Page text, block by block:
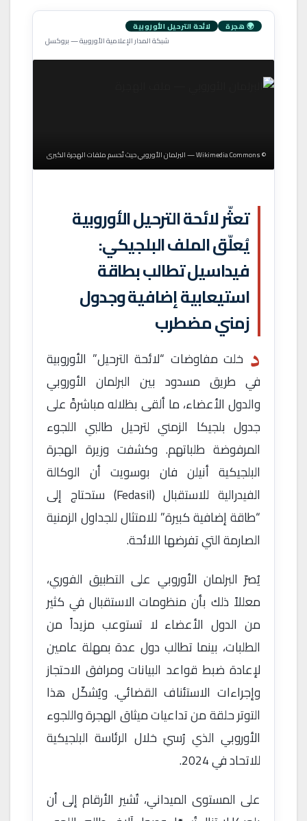
🌍 هجرة لائحة الترحيل الأوروبية
شبكة المدار الإعلامية الأوروبية — بروكسل
© Wikimedia Commons — البرلمان الأوروبي حيث تُحسم ملفات الهجرة الكبرى
تعثّر لائحة الترحيل الأوروبية
يُعلّق الملف البلجيكي:
فيداسيل تطالب بطاقة
استيعابية إضافية وجدول
زمني مضطرب
د خلت مفاوضات “لائحة الترحيل” الأوروبية
في طريق مسدود بين البرلمان الأوروبي
والدول الأعضاء، ما ألقى بظلاله مباشرةً على
جدول بلجيكا الزمني لترحيل طالبي اللجوء
المرفوضة طلباتهم. وكشفت وزيرة الهجرة
البلجيكية أنيلن فان بوسويت أن الوكالة
الفيدرالية للاستقبال (Fedasil) ستحتاج إلى
“طاقة إضافية كبيرة” للامتثال للجداول الزمنية
الصارمة التي تفرضها اللائحة.
يُصرّ البرلمان الأوروبي على التطبيق الفوري،
معللاً ذلك بأن منظومات الاستقبال في كثير
من الدول الأعضاء لا تستوعب مزيداً من
الطلبات، بينما تطالب دول عدة بمهلة عامين
لإعادة ضبط قواعد البيانات ومرافق الاحتجاز
وإجراءات الاستئناف القضائي. ويُشكّل هذا
التوتر حلقة من تداعيات ميثاق الهجرة واللجوء
الأوروبي الذي رُسيَ خلال الرئاسة البلجيكية
للاتحاد في 2024.
على المستوى الميداني، تُشير الأرقام إلى أن